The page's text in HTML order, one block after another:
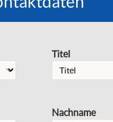
Titel
Nachname